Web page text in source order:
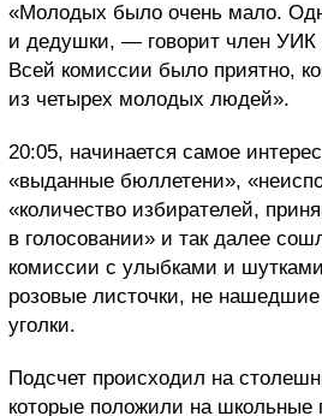
«Молодых было очень мало.
и дедушки, — говорит член
Всей комиссии было приятно,
из четырех молодых людей».
20:05, начинается самое
«выданные бюллетени»,
«количество избирателей,
в голосовании» и так далее
комиссии с улыбками и
розовые листочки, не нашедшие
уголки.
Подсчет происходил на
которые положили на школьные